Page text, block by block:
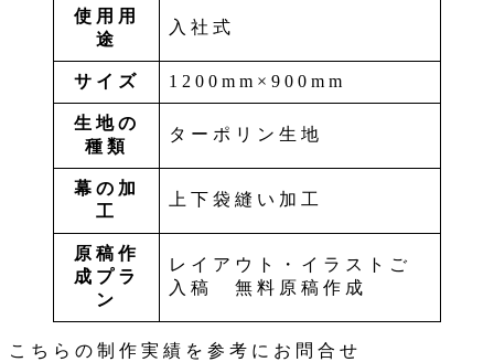
使用用
途
入社式
サイズ 1200mm×900mm
生地の
種類
ターポリン生地
幕の加
工
上下袋縫い加工
原稿作
成プラ
ン
レイアウト・イラストご
入稿 無料原稿作成
こちらの制作実績を参考にお問合せ